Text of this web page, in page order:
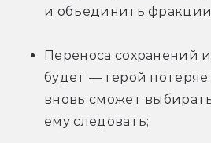
и объединить
Переноса сохранений
будет — герой
вновь сможет
ему следовать;